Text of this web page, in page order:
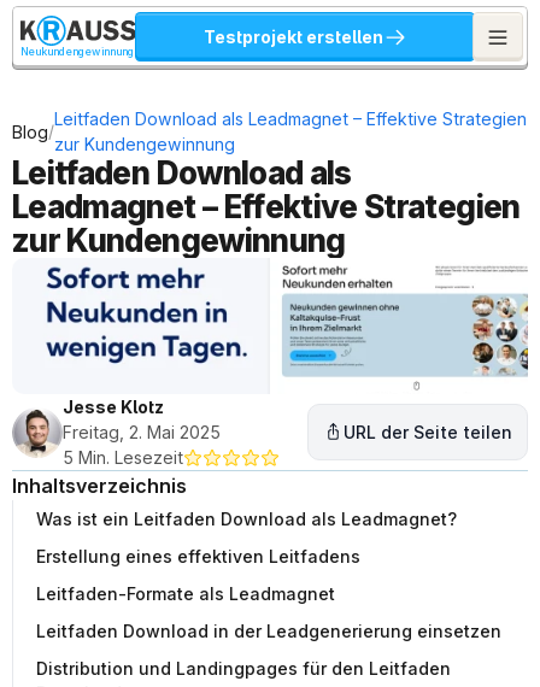
Neukundengewinnung
Testprojekt erstellen
Blog/
Leitfaden Download als Leadmagnet – Effektive Strategien
zur Kundengewinnung
Leitfaden Download als
Leadmagnet – Effektive Strategien
zur Kundengewinnung
Jesse Klotz
Freitag, 2. Mai 2025
5 Min. Lesezeit
URL der Seite teilen
Inhaltsverzeichnis
Was ist ein Leitfaden Download als Leadmagnet?
Erstellung eines effektiven Leitfadens
Leitfaden-Formate als Leadmagnet
Leitfaden Download in der Leadgenerierung einsetzen
Distribution und Landingpages für den Leitfaden